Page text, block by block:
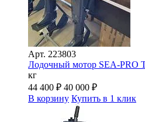
Арт. 223803
Лодочный мотор SEA-PRO
кг
44 400 ₽ 40 000 ₽
В корзину Купить в 1 клик